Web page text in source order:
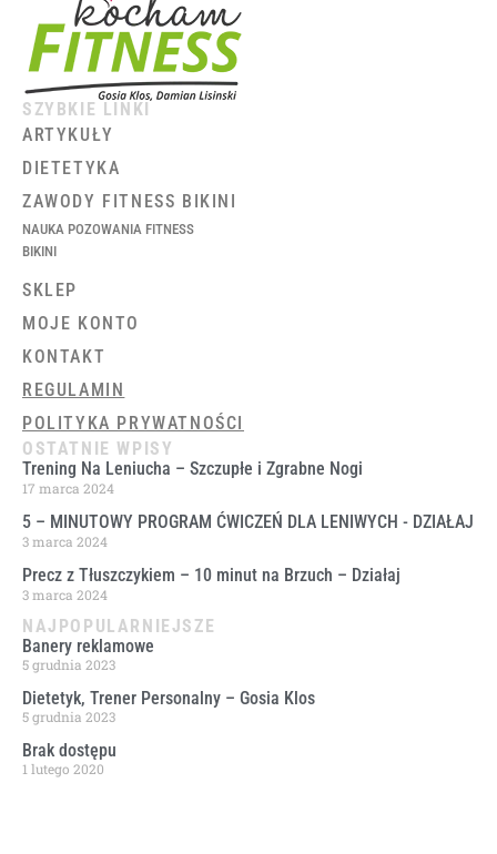
SZYBKIE LINKI
ARTYKUŁY
DIETETYKA
ZAWODY FITNESS BIKINI
NAUKA POZOWANIA FITNESS
BIKINI
SKLEP
MOJE KONTO
KONTAKT
REGULAMIN
POLITYKA PRYWATNOŚCI
OSTATNIE WPISY
Trening Na Leniucha – Szczupłe i Zgrabne Nogi
17 marca 2024
5 – MINUTOWY PROGRAM ĆWICZEŃ DLA LENIWYCH ​- DZIAŁAJ
3 marca 2024
Precz z Tłuszczykiem – 10 minut na Brzuch – Działaj
3 marca 2024
NAJPOPULARNIEJSZE
Banery reklamowe
5 grudnia 2023
Dietetyk, Trener Personalny – Gosia Klos
5 grudnia 2023
Brak dostępu
1 lutego 2020